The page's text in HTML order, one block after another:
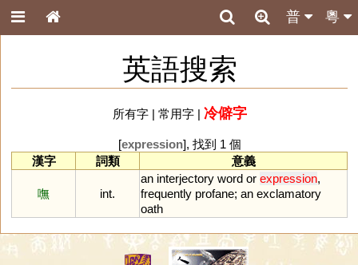
粵
普
英語搜索
所有字| 常用字| 冷僻字
[expression], 找到 1 個
漢字
詞類 意義
嘸 int.
an interjectory word or expression,
frequently profane; an exclamatory
oath